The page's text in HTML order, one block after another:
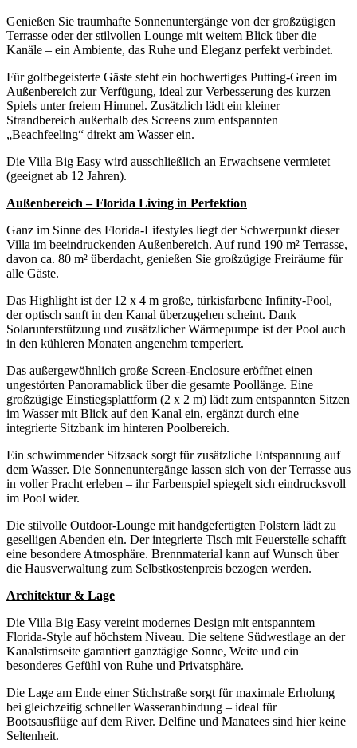
Genießen Sie traumhafte Sonnenuntergänge von der großzügigen
Terrasse oder der stilvollen Lounge mit weitem Blick über die
Kanäle – ein Ambiente, das Ruhe und Eleganz perfekt verbindet.
Für golfbegeisterte Gäste steht ein hochwertiges Putting-Green im
Außenbereich zur Verfügung, ideal zur Verbesserung des kurzen
Spiels unter freiem Himmel. Zusätzlich lädt ein kleiner
Strandbereich außerhalb des Screens zum entspannten
„Beachfeeling“ direkt am Wasser ein.
Die Villa Big Easy wird ausschließlich an Erwachsene vermietet
(geeignet ab 12 Jahren).
Außenbereich – Florida Living in Perfektion
Ganz im Sinne des Florida-Lifestyles liegt der Schwerpunkt dieser
Villa im beeindruckenden Außenbereich. Auf rund 190 m² Terrasse,
davon ca. 80 m² überdacht, genießen Sie großzügige Freiräume für
alle Gäste.
Das Highlight ist der 12 x 4 m große, türkisfarbene Infinity-Pool,
der optisch sanft in den Kanal überzugehen scheint. Dank
Solarunterstützung und zusätzlicher Wärmepumpe ist der Pool auch
in den kühleren Monaten angenehm temperiert.
Das außergewöhnlich große Screen-Enclosure eröffnet einen
ungestörten Panoramablick über die gesamte Poollänge. Eine
großzügige Einstiegsplattform (2 x 2 m) lädt zum entspannten Sitzen
im Wasser mit Blick auf den Kanal ein, ergänzt durch eine
integrierte Sitzbank im hinteren Poolbereich.
Ein schwimmender Sitzsack sorgt für zusätzliche Entspannung auf
dem Wasser. Die Sonnenuntergänge lassen sich von der Terrasse aus
in voller Pracht erleben – ihr Farbenspiel spiegelt sich eindrucksvoll
im Pool wider.
Die stilvolle Outdoor-Lounge mit handgefertigten Polstern lädt zu
geselligen Abenden ein. Der integrierte Tisch mit Feuerstelle schafft
eine besondere Atmosphäre. Brennmaterial kann auf Wunsch über
die Hausverwaltung zum Selbstkostenpreis bezogen werden.
Architektur & Lage
Die Villa Big Easy vereint modernes Design mit entspanntem
Florida-Style auf höchstem Niveau. Die seltene Südwestlage an der
Kanalstirnseite garantiert ganztägige Sonne, Weite und ein
besonderes Gefühl von Ruhe und Privatsphäre.
Die Lage am Ende einer Stichstraße sorgt für maximale Erholung
bei gleichzeitig schneller Wasseranbindung – ideal für
Bootsausflüge auf dem River. Delfine und Manatees sind hier keine
Seltenheit.